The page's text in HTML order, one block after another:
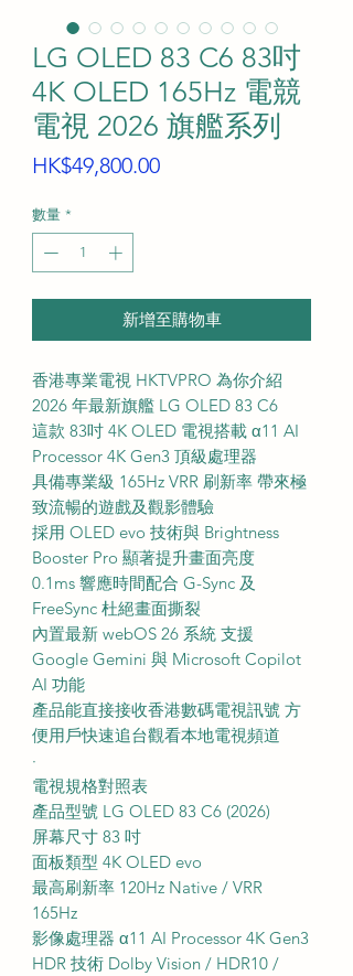
LG OLED 83 C6 83吋
4K OLED 165Hz 電競
電視 2026 旗艦系列
HK$49,800.00價
數量 *
新增至購物車
香港專業電視 HKTVPRO 為你介紹
2026 年最新旗艦 LG OLED 83 C6
這款 83吋 4K OLED 電視搭載 α11 AI
Processor 4K Gen3 頂級處理器
具備專業級 165Hz VRR 刷新率 帶來極
致流暢的遊戲及觀影體驗
採用 OLED evo 技術與 Brightness
Booster Pro 顯著提升畫面亮度
0.1ms 響應時間配合 G-Sync 及
FreeSync 杜絕畫面撕裂
內置最新 webOS 26 系統 支援
Google Gemini 與 Microsoft Copilot
AI 功能
產品能直接接收香港數碼電視訊號 方
便用戶快速追台觀看本地電視頻道
·
電視規格對照表
產品型號 LG OLED 83 C6 (2026)
屏幕尺寸 83 吋
面板類型 4K OLED evo
最高刷新率 120Hz Native / VRR
165Hz
影像處理器 α11 AI Processor 4K Gen3
HDR 技術 Dolby Vision / HDR10 /